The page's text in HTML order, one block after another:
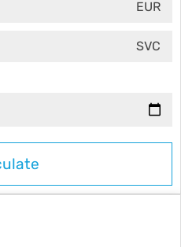
EUR
SVC